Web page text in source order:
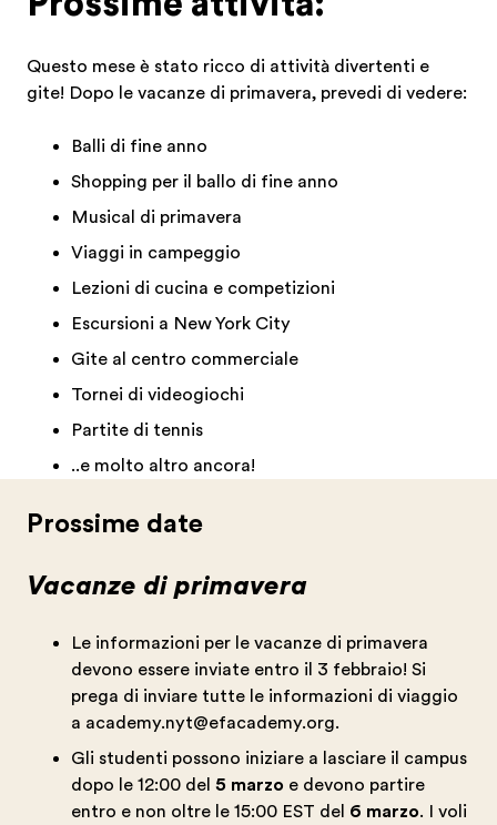
Questo mese è stato ricco di attività divertenti e
gite! Dopo le vacanze di primavera, prevedi di vedere:
Balli di fine anno
Shopping per il ballo di fine anno
Musical di primavera
Viaggi in campeggio
Lezioni di cucina e competizioni
Escursioni a New York City
Gite al centro commerciale
Tornei di videogiochi
Partite di tennis
..e molto altro ancora!
Prossime date
Vacanze di primavera
Le informazioni per le vacanze di primavera
devono essere inviate entro il 3 febbraio! Si
prega di inviare tutte le informazioni di viaggio
a academy.nyt@efacademy.org.
Gli studenti possono iniziare a lasciare il campus
dopo le 12:00 del 5 marzo e devono partire
entro e non oltre le 15:00 EST del 6 marzo. I voli